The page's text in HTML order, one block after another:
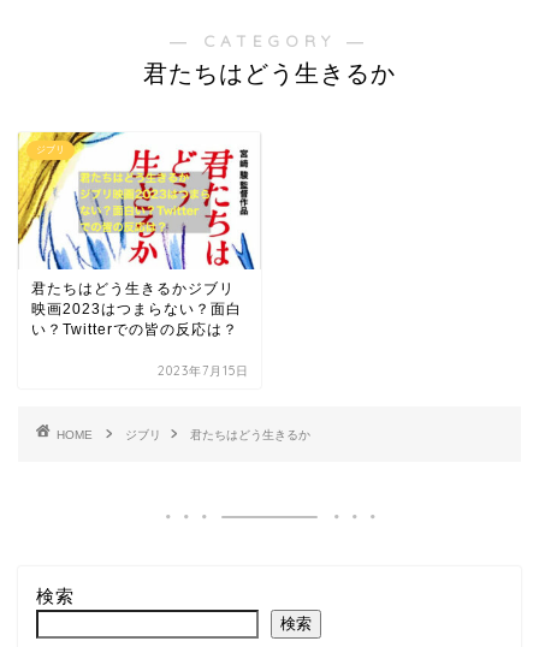
― CATEGORY ―
君たちはどう生きるか
ジブリ
君たちはどう生きるかジブリ
映画2023はつまらない？面白
い？Twitterでの皆の反応は？
2023年7月15日
HOME ジブリ 君たちはどう生きるか
検索
検索